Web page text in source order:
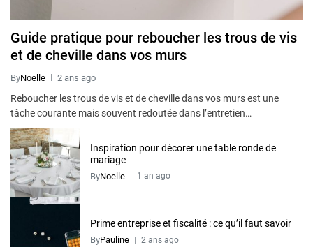
Guide pratique pour reboucher les trous de vis
et de cheville dans vos murs
ByNoelle 2 ans ago
Reboucher les trous de vis et de cheville dans vos murs est une
tâche courante mais souvent redoutée dans l’entretien…
Inspiration pour décorer une table ronde de
mariage
ByNoelle 1 an ago
Prime entreprise et fiscalité : ce qu’il faut savoir
ByPauline 2 ans ago